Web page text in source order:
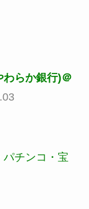
らか銀行)＠
チンコ・宝